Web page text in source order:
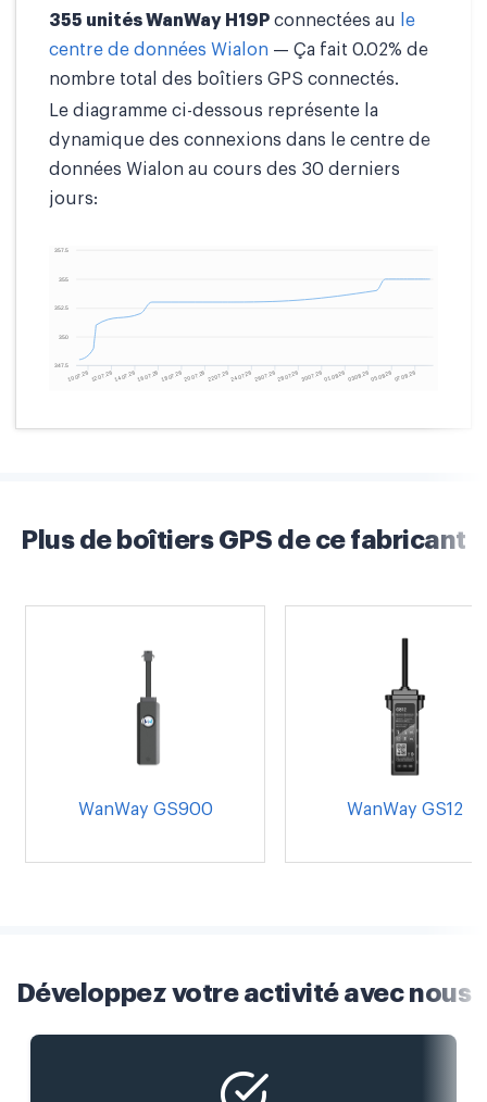
355 unités WanWay H19P connectées au
le
centre de données Wialon — Ça fait 0.02% de
nombre total des boîtiers GPS connectés.
Le diagramme ci-dessous représente la
dynamique des connexions dans le centre de
données Wialon au cours des 30 derniers
jours:
Plus de boîtiers GPS de ce fabricant
WanWay GS900 WanWay GS12
Développez votre activité avec nous